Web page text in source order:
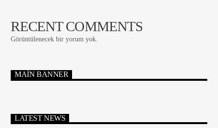
RECENT COMMENTS
Görüntülenecek bir yorum yok.
MAIN BANNER
LATEST NEWS